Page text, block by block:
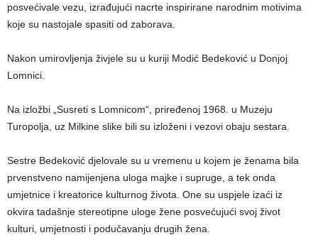
posvećivale vezu, izrađujući nacrte inspirirane narodnim motivima
koje su nastojale spasiti od zaborava.
Nakon umirovljenja živjele su u kuriji Modić Bedeković u Donjoj
Lomnici.
Na izložbi „Susreti s Lomnicom“, priređenoj 1968. u Muzeju
Turopolja, uz Milkine slike bili su izloženi i vezovi obaju sestara.
Sestre Bedeković djelovale su u vremenu u kojem je ženama bila
prvenstveno namijenjena uloga majke i supruge, a tek onda
umjetnice i kreatorice kulturnog života. One su uspjele izaći iz
okvira tadašnje stereotipne uloge žene posvećujući svoj život
kulturi, umjetnosti i podučavanju drugih žena.